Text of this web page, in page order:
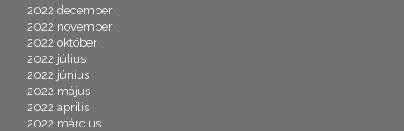
2022 december
2022 november
2022 október
2022 július
2022 június
2022 május
2022 április
2022 március